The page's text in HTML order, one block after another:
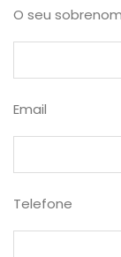
O seu
Email
Telefone